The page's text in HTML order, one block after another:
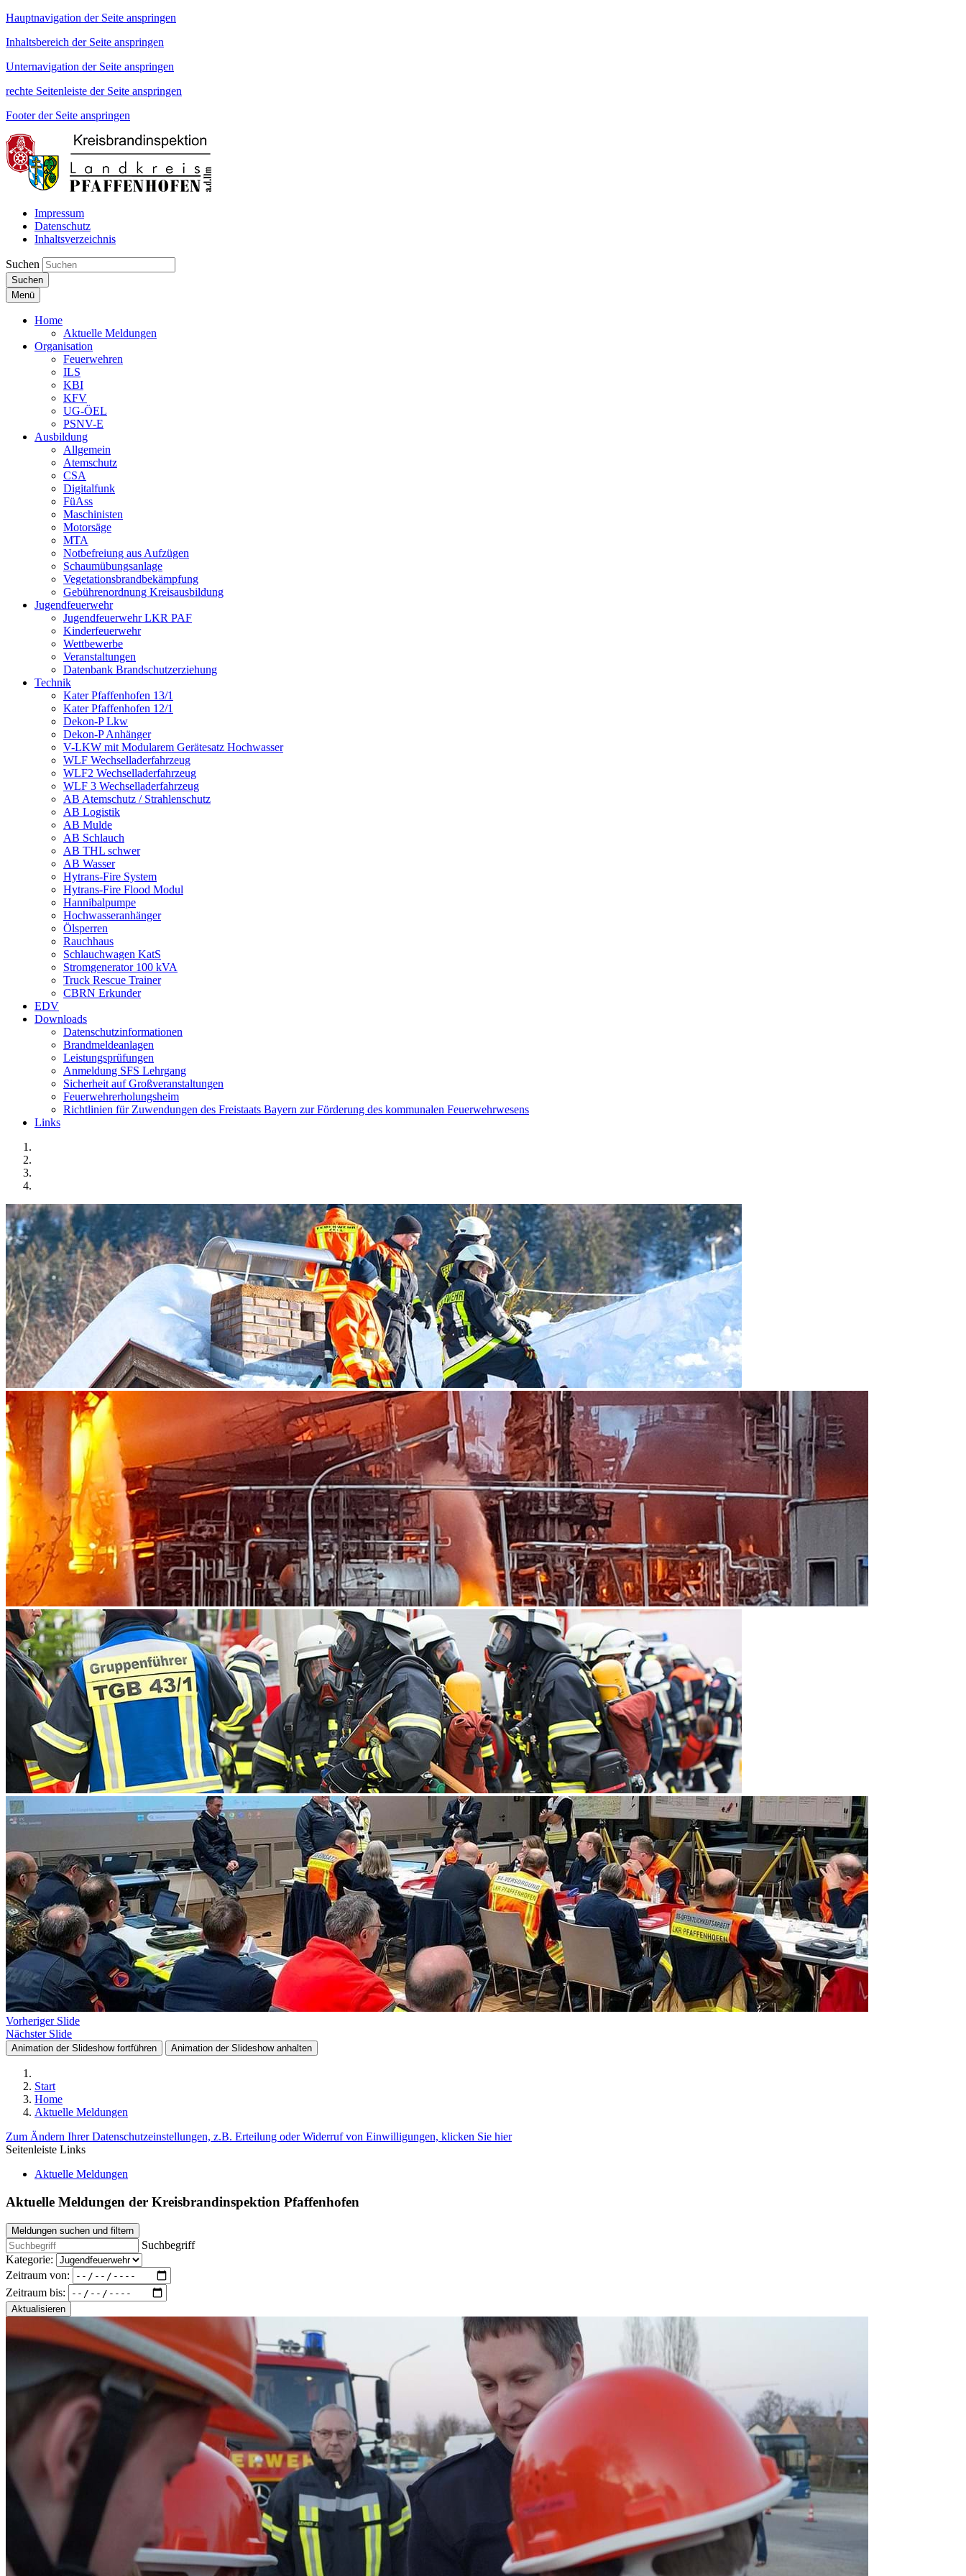
Hauptnavigation der Seite anspringen
Inhaltsbereich der Seite anspringen
Unternavigation der Seite anspringen
rechte Seitenleiste der Seite anspringen
Footer der Seite anspringen
Impressum
Datenschutz
Inhaltsverzeichnis
Suchen
Suchen
Menü
Home
Aktuelle Meldungen
Organisation
Feuerwehren
ILS
KBI
KFV
UG-ÖEL
PSNV-E
Ausbildung
Allgemein
Atemschutz
CSA
Digitalfunk
FüAss
Maschinisten
Motorsäge
MTA
Notbefreiung aus Aufzügen
Schaumübungsanlage
Vegetationsbrandbekämpfung
Gebührenordnung Kreisausbildung
Jugendfeuerwehr
Jugendfeuerwehr LKR PAF
Kinderfeuerwehr
Wettbewerbe
Veranstaltungen
Datenbank Brandschutzerziehung
Technik
Kater Pfaffenhofen 13/1
Kater Pfaffenhofen 12/1
Dekon-P Lkw
Dekon-P Anhänger
V-LKW mit Modularem Gerätesatz Hochwasser
WLF Wechselladerfahrzeug
WLF2 Wechselladerfahrzeug
WLF 3 Wechselladerfahrzeug
AB Atemschutz / Strahlenschutz
AB Logistik
AB Mulde
AB Schlauch
AB THL schwer
AB Wasser
Hytrans-Fire System
Hytrans-Fire Flood Modul
Hannibalpumpe
Hochwasseranhänger
Ölsperren
Rauchhaus
Schlauchwagen KatS
Stromgenerator 100 kVA
Truck Rescue Trainer
CBRN Erkunder
EDV
Downloads
Datenschutzinformationen
Brandmeldeanlagen
Leistungsprüfungen
Anmeldung SFS Lehrgang
Sicherheit auf Großveranstaltungen
Feuerwehrerholungsheim
Richtlinien für Zuwendungen des Freistaats Bayern zur Förderung des kommunalen Feuerwehrwesens
Links
Vorheriger Slide
Nächster Slide
Animation der Slideshow fortführen Animation der Slideshow anhalten
Start
Home
Aktuelle Meldungen
Zum Ändern Ihrer Datenschutzeinstellungen, z.B. Erteilung oder Widerruf von Einwilligungen, klicken Sie hier
Seitenleiste Links
Aktuelle Meldungen
Aktuelle Meldungen der Kreisbrandinspektion Pfaffenhofen
Meldungen suchen und filtern
Suchbegriff
Kategorie:
Zeitraum von:
Zeitraum bis:
Aktualisieren